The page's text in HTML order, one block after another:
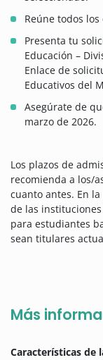
Reúne todos
Presenta tu
Educación –
Enlace de
Educativos del
Asegúrate de
marzo de 2026.
Los plazos de
recomienda a los/
cuanto antes. En
de las
para estudiantes
sean titulares
Más
Características de